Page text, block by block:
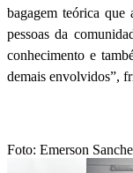
bagagem teórica
pessoas da
conhecimento e
demais envolvidos”,
Foto: Emerson